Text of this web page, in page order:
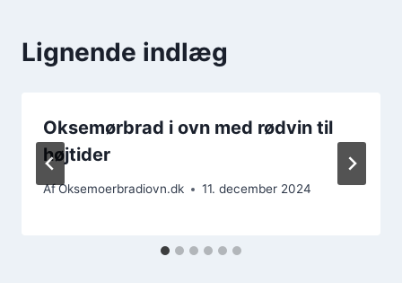
Lignende indlæg
Oksemørbrad i ovn med rødvin til
højtider
AfOksemoerbradiovn.dk 11. december 2024